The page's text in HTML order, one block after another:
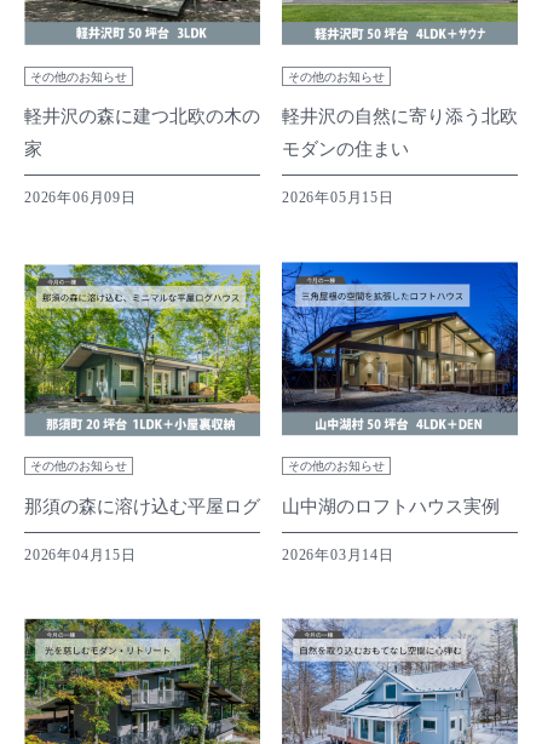
その他のお知らせ
軽井沢の森に建つ北欧の木の
家
2026年06月09日
その他のお知らせ
軽井沢の自然に寄り添う北欧
モダンの住まい
2026年05月15日
その他のお知らせ
那須の森に溶け込む平屋ログ
2026年04月15日
その他のお知らせ
山中湖のロフトハウス実例
2026年03月14日